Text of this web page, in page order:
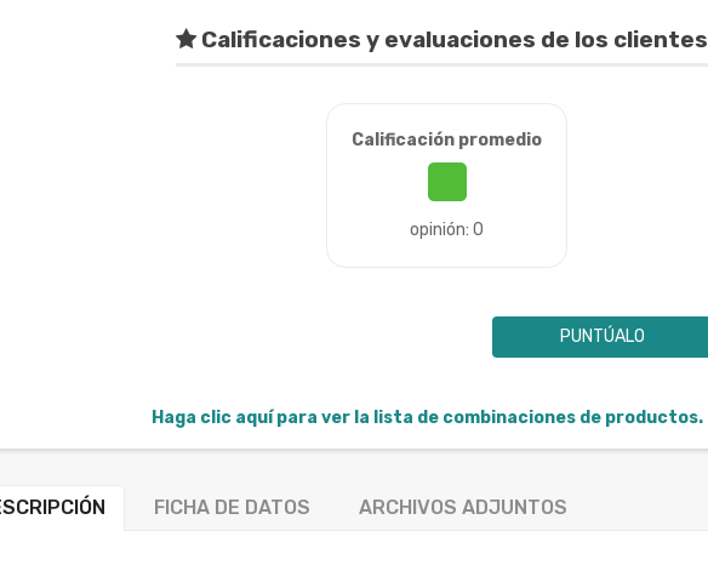
Calificaciones y evaluaciones de los clientes
Calificación promedio
opinión: 0
PUNTÚALO
Haga clic aquí para ver la lista de combinaciones de productos.
FICHA DE DATOS ARCHIVOS ADJUNTOS